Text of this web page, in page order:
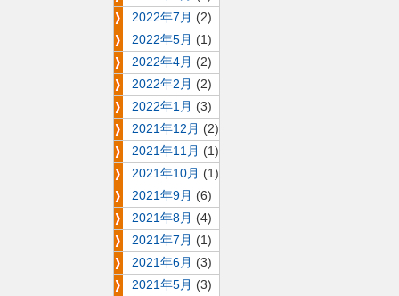
2022年7月 (2)
2022年5月 (1)
2022年4月 (2)
2022年2月 (2)
2022年1月 (3)
2021年12月 (2)
2021年11月 (1)
2021年10月 (1)
2021年9月 (6)
2021年8月 (4)
2021年7月 (1)
2021年6月 (3)
2021年5月 (3)